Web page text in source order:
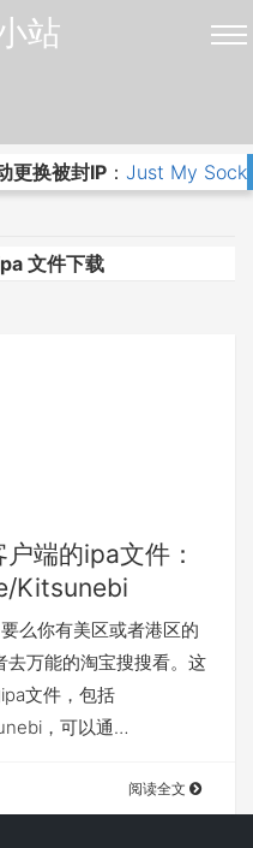
站
更换被封IP ： Just My
文件下载
端的ipa文件：
Kitsunebi
么你有美区或者港区的
万能的淘宝搜搜看。这
文件，包括
，可以通…
阅读全文